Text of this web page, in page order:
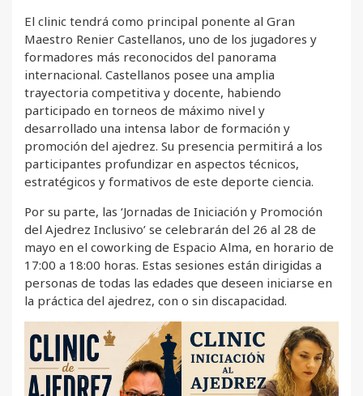
El clinic tendrá como principal ponente al Gran
Maestro Renier Castellanos, uno de los jugadores y
formadores más reconocidos del panorama
internacional. Castellanos posee una amplia
trayectoria competitiva y docente, habiendo
participado en torneos de máximo nivel y
desarrollado una intensa labor de formación y
promoción del ajedrez. Su presencia permitirá a los
participantes profundizar en aspectos técnicos,
estratégicos y formativos de este deporte ciencia.
Por su parte, las ‘Jornadas de Iniciación y Promoción
del Ajedrez Inclusivo’ se celebrarán del 26 al 28 de
mayo en el coworking de Espacio Alma, en horario de
17:00 a 18:00 horas. Estas sesiones están dirigidas a
personas de todas las edades que deseen iniciarse en
la práctica del ajedrez, con o sin discapacidad.